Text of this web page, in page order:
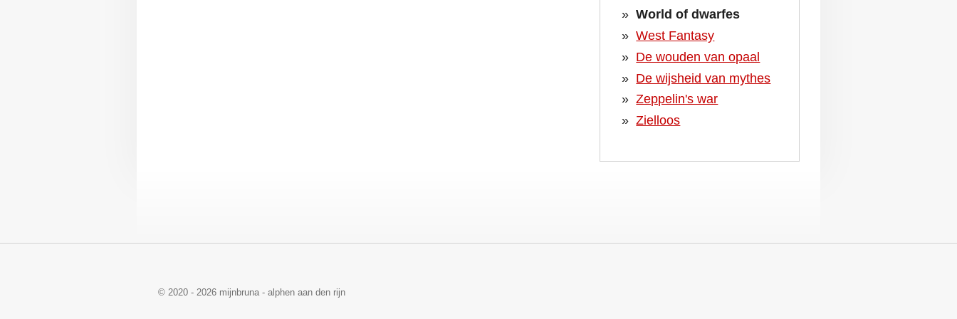
World of dwarfes
West Fantasy
De wouden van opaal
De wijsheid van mythes
Zeppelin's war
Zielloos
© 2020 - 2026 mijnbruna - alphen aan den rijn